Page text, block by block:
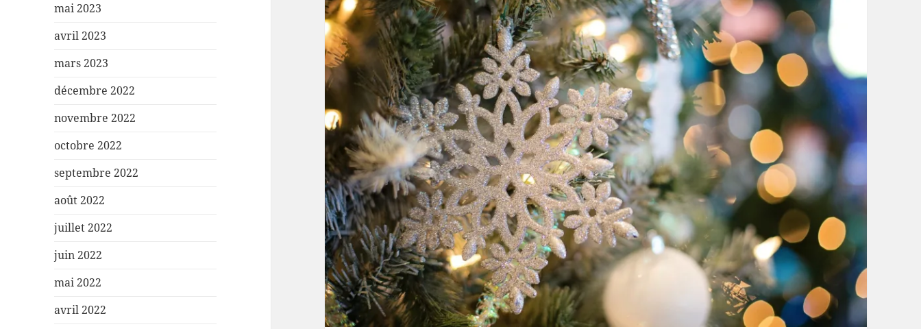
mai 2023
avril 2023
mars 2023
décembre 2022
novembre 2022
octobre 2022
septembre 2022
août 2022
juillet 2022
juin 2022
mai 2022
avril 2022